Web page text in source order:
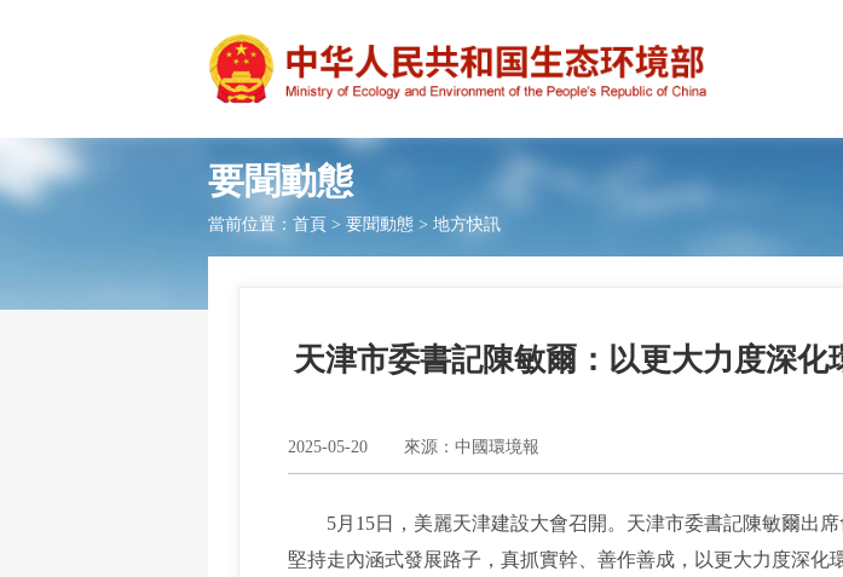
要聞動態
當前位置： 首頁 > 要聞動態 > 地方快訊
天津市委書記陳敏爾：以更大力度深
2025-05-20 來源：中國環境報
5月15日，美麗天津建設大會召開。天津市委書記陳敏爾出席
堅持走內涵式發展路子，真抓實幹、善作善成，以更大力度深